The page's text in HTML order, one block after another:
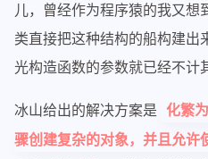
儿，曾经作为程序猿的我又
类直接把这种结构的船构建出
光构造函数的参数就已经不计
冰山给出的解决方案是 化繁
骤创建复杂的对象，并且允许